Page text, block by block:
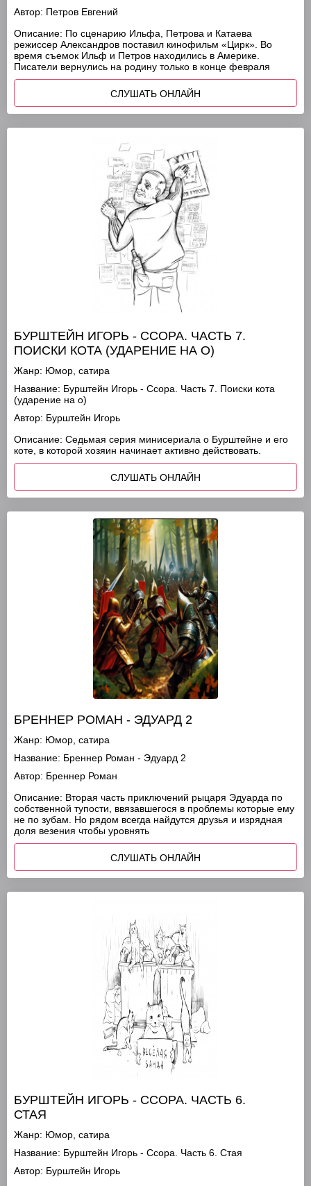
Автор: Петров Евгений
Описание: По сценарию Ильфа, Петрова и Катаева
режиссер Александров поставил кинофильм «Цирк». Во
время съемок Ильф и Петров находились в Америке.
Писатели вернулись на родину только в конце февраля
СЛУШАТЬ ОНЛАЙН
БУРШТЕЙН ИГОРЬ - ССОРА. ЧАСТЬ 7.
ПОИСКИ КОТА (УДАРЕНИЕ НА О)
Жанр: Юмор, сатира
Название: Бурштейн Игорь - Ссора. Часть 7. Поиски кота
(ударение на о)
Автор: Бурштейн Игорь
Описание: Седьмая серия минисериала о Бурштейне и его
коте, в которой хозяин начинает активно действовать.
СЛУШАТЬ ОНЛАЙН
БРЕННЕР РОМАН - ЭДУАРД 2
Жанр: Юмор, сатира
Название: Бреннер Роман - Эдуард 2
Автор: Бреннер Роман
Описание: Вторая часть приключений рыцаря Эдуарда по
собственной тупости, ввязавшегося в проблемы которые ему
не по зубам. Но рядом всегда найдутся друзья и изрядная
доля везения чтобы уровнять
СЛУШАТЬ ОНЛАЙН
БУРШТЕЙН ИГОРЬ - ССОРА. ЧАСТЬ 6.
СТАЯ
Жанр: Юмор, сатира
Название: Бурштейн Игорь - Ссора. Часть 6. Стая
Автор: Бурштейн Игорь